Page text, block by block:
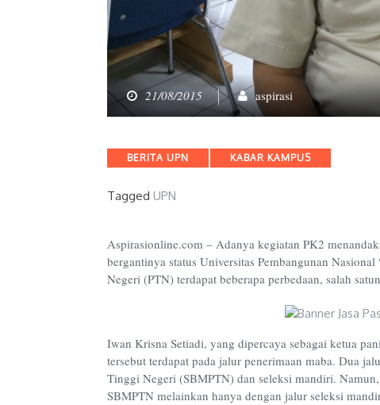
21/08/2015 aspirasi
Categories
BERITA UPN KABAR KAMPUS
Tagged UPN
Aspirasionline.com – Adanya kegiatan PK2
bergantinya status Universitas Pembangunan
Negeri (PTN) terdapat beberapa perbedaan, salah
Iwan Krisna Setiadi, yang dipercaya sebagai ketua
tersebut terdapat pada jalur penerimaan maba. Dua
Tinggi Negeri (SBMPTN) dan seleksi mandiri.
SBMPTN melainkan hanya dengan jalur seleksi